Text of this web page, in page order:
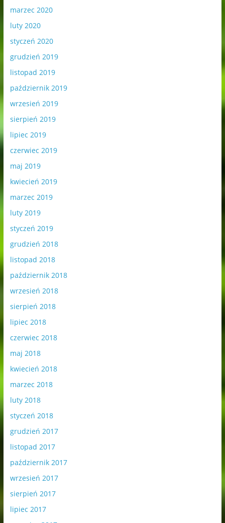
marzec 2020
luty 2020
styczeń 2020
grudzień 2019
listopad 2019
październik 2019
wrzesień 2019
sierpień 2019
lipiec 2019
czerwiec 2019
maj 2019
kwiecień 2019
marzec 2019
luty 2019
styczeń 2019
grudzień 2018
listopad 2018
październik 2018
wrzesień 2018
sierpień 2018
lipiec 2018
czerwiec 2018
maj 2018
kwiecień 2018
marzec 2018
luty 2018
styczeń 2018
grudzień 2017
listopad 2017
październik 2017
wrzesień 2017
sierpień 2017
lipiec 2017